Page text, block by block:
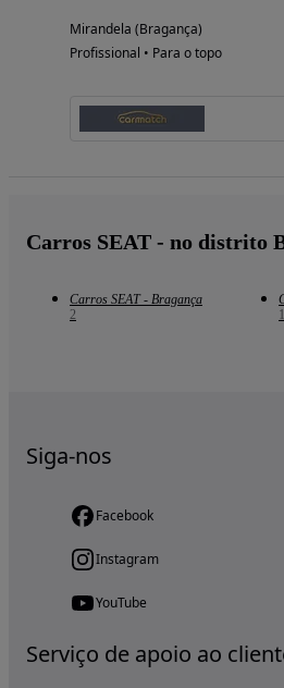
Mirandela (Bragança)
Profissional • Para o topo
Carros SEAT - no distrito
Carros SEAT - Bragança
2
1
Siga-nos
Facebook
Instagram
YouTube
Serviço de apoio ao